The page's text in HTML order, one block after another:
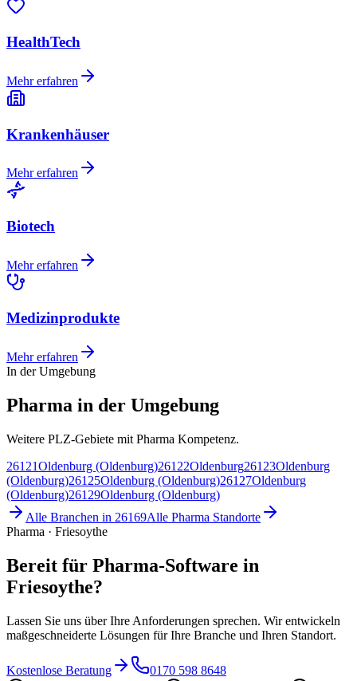
HealthTech
Mehr erfahren
Krankenhäuser
Mehr erfahren
Biotech
Mehr erfahren
Medizinprodukte
Mehr erfahren
In der Umgebung
Pharma in der Umgebung
Weitere PLZ-Gebiete mit Pharma Kompetenz.
26121Oldenburg (Oldenburg)26122Oldenburg26123Oldenburg
(Oldenburg)26125Oldenburg (Oldenburg)26127Oldenburg
(Oldenburg)26129Oldenburg (Oldenburg)
Alle Branchen in 26169Alle Pharma Standorte
Pharma · Friesoythe
Bereit für Pharma-Software in
Friesoythe?
Lassen Sie uns über Ihre Anforderungen sprechen. Wir entwickeln
maßgeschneiderte Lösungen für Ihre Branche und Ihren Standort.
Kostenlose Beratung
0170 598 8648